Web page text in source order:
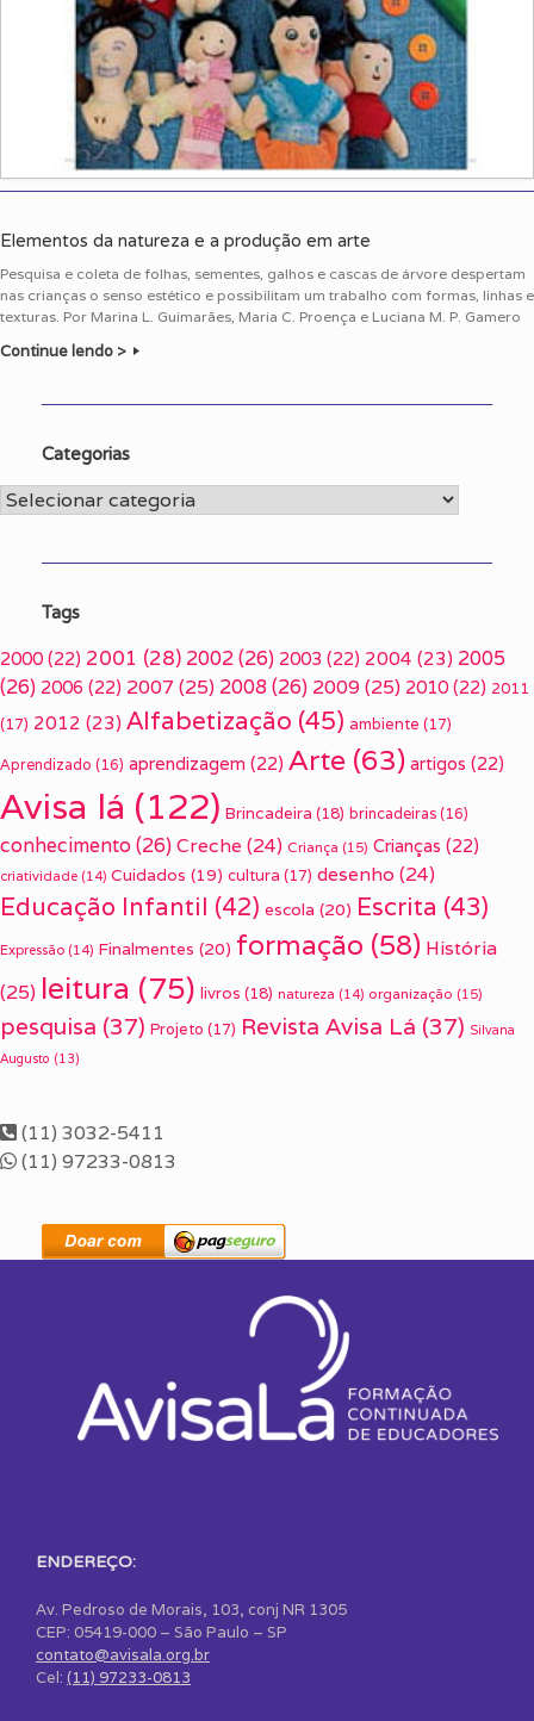
Elementos da natureza e a produção em arte
Pesquisa e coleta de folhas, sementes, galhos e cascas de árvore despertam
nas crianças o senso estético e possibilitam um trabalho com formas, linhas e
texturas. Por Marina L. Guimarães, Maria C. Proença e Luciana M. P. Gamero
Continue lendo >
Categorias
Categorias
Tags
2000 (22) 2001 (28) 2002(26) 2003 (22) 2004 (23) 2005
(26) 2006 (22) 2007 (25) 2008(26) 2009(25) 2010 (22) 2011
(17) 2012 (23) Alfabetização (45) ambiente (17)
Aprendizado (16) aprendizagem (22) Arte (63) artigos (22)
Avisa lá (122) Brincadeira (18) brincadeiras (16)
conhecimento(26) Creche (24) Criança (15) Crianças (22)
criatividade (14) Cuidados (19) cultura (17) desenho (24)
Educação Infantil (42) escola (20) Escrita (43)
Expressão (14) Finalmentes (20) formação (58) História
(25) leitura (75) livros (18) natureza (14) organização (15)
pesquisa (37) Projeto (17) Revista Avisa Lá (37) Silvana
Augusto (13)
(11) 3032-5411
(11) 97233-0813
ENDEREÇO:
Av. Pedroso de Morais, 103, conj NR 1305
CEP: 05419-000 – São Paulo – SP
contato@avisala.org.br
Cel: (11) 97233-0813